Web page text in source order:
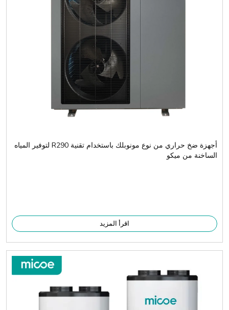
أجهزة ضخ حراري من نوع مونوبلك باستخدام تقنية R290 لتوفير المياه
الساخنة من ميكو
اقرأ المزيد